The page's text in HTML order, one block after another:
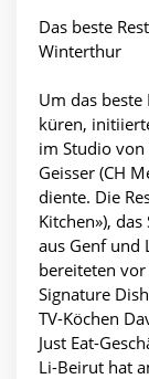
Das beste
Winterthur
Um das
küren,
im Studio von
Geisser (CH
diente. Die
Kitchen»),
aus Genf und
bereiteten
Signature
TV-Köchen
Just Eat-
Li-Beirut hat